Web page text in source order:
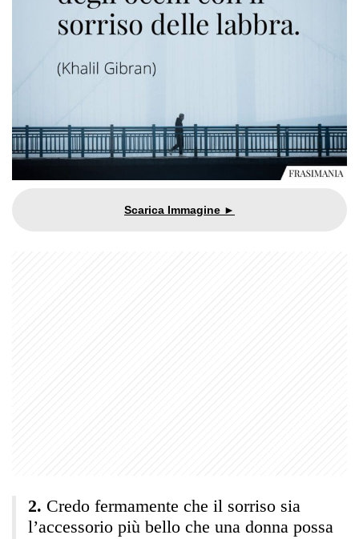
Credo fermamente che il sorriso sia
l’accessorio più bello che una donna possa